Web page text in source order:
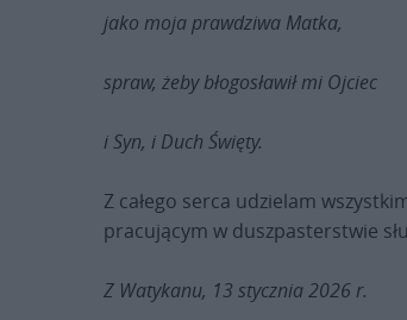
jako moja prawdziwa Matka,
spraw, żeby błogosławił mi Ojciec
i Syn, i Duch Święty.
Z całego serca udzielam
pracującym w duszpasterstwie
Z Watykanu, 13 stycznia 2026 r.